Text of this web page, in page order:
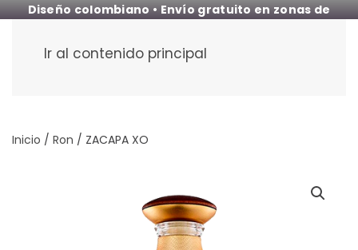
Diseño colombiano • Envío gratuito en zonas de
Ir al contenido principal
Inicio / Ron / ZACAPA XO